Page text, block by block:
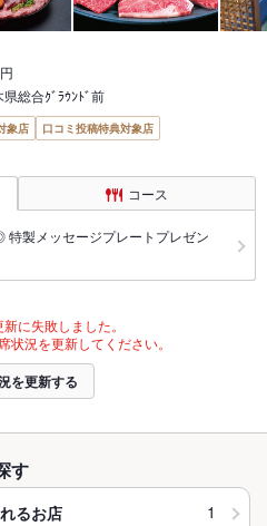
総合ｸﾞﾗｳﾝﾄﾞ前
象店
口コミ投稿特典対象店
コース
製メッセージプレートプレゼン
に失敗しました。
状況を更新してください。
を更新する
す
るお店 1